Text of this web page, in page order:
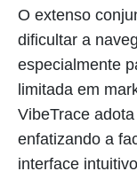
O extenso
dificultar a
especialmente
limitada em
VibeTrace
enfatizando a
interface